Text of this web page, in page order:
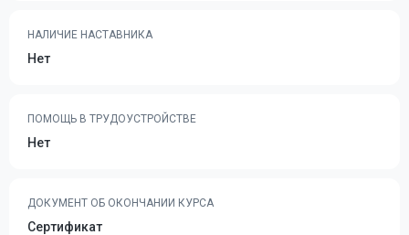
НАЛИЧИЕ НАСТАВНИКА
Нет
ПОМОЩЬ В ТРУДОУСТРОЙСТВЕ
Нет
ДОКУМЕНТ ОБ ОКОНЧАНИИ КУРСА
Сертификат